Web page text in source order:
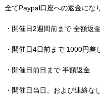
全てPaypal口座への返金にな
・開催日2週間前まで 全額返金
・開催日4日前まで 1000円差
・開催日前日まで 半額返金
・開催日当日、および連絡な